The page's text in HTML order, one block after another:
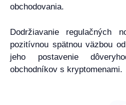
obchodovania.
Dodržiavanie regulačných
pozitívnou spätnou väzbou
jeho postavenie
obchodníkov s kryptomenami.